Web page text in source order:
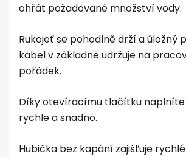
ohřát požadované množství vody.
Rukojeť se pohodlně drží a úložný
kabel v základně udržuje na
pořádek.
Díky otevíracímu tlačítku naplníte
rychle a snadno.
Hubička bez kapání zajišťuje